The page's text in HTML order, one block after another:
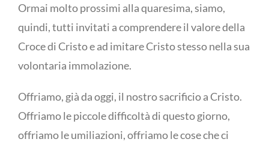
Ormai molto prossimi alla quaresima, siamo,
quindi, tutti invitati a comprendere il valore della
Croce di Cristo e ad imitare Cristo stesso nella sua
volontaria immolazione.
Offriamo, già da oggi, il nostro sacrificio a Cristo.
Offriamo le piccole difficoltà di questo giorno,
offriamo le umiliazioni, offriamo le cose che ci